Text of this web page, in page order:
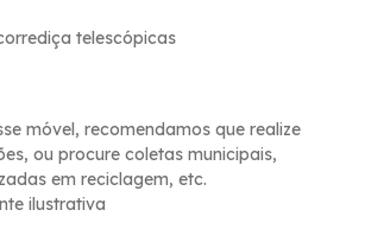
telescópicas
móvel, recomendamos que realize
ou procure coletas municipais,
em reciclagem, etc.
ilustrativa